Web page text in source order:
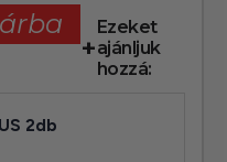
Ezeket
ajánljuk
hozzá:
2db